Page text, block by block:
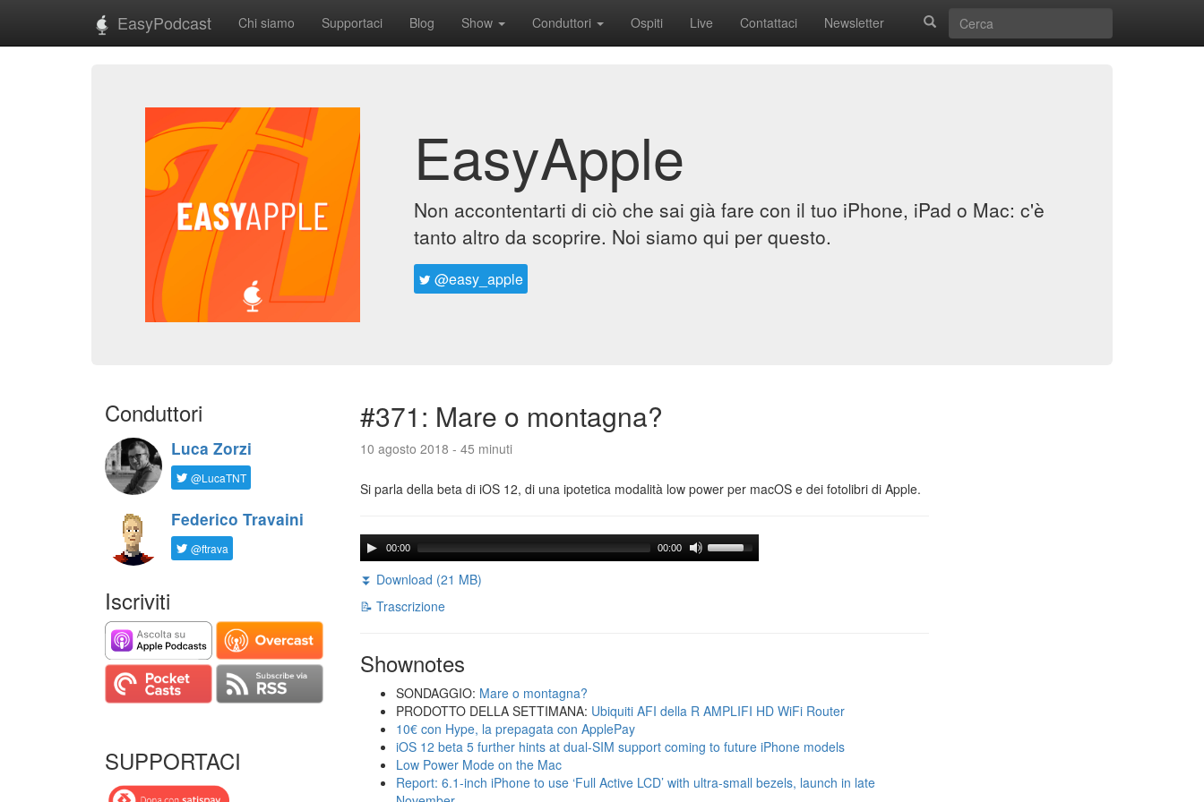
EasyPodcast Chi siamo Supportaci Blog Show Conduttori Ospiti Live Contattaci Newsletter
EasyApple
Non accontentarti di ciò che sai già fare con il tuo iPhone, iPad o Mac: c'è
tanto altro da scoprire. Noi siamo qui per questo.
@easy_apple
Conduttori
Luca Zorzi
@LucaTNT
Federico Travaini
@ftrava
Iscriviti
SUPPORTACI
#371: Mare o montagna?
10 agosto 2018 - 45 minuti
Si parla della beta di iOS 12, di una ipotetica modalità low power per macOS e dei fotolibri di Apple.
00:00 00:00
⏬ Download (21 MB)
📝 Trascrizione
Shownotes
SONDAGGIO: Mare o montagna?
PRODOTTO DELLA SETTIMANA: Ubiquiti AFI della R AMPLIFI HD WiFi Router
10€ con Hype, la prepagata con ApplePay
iOS 12 beta 5 further hints at dual-SIM support coming to future iPhone models
Low Power Mode on the Mac
Report: 6.1-inch iPhone to use ‘Full Active LCD’ with ultra-small bezels, launch in late